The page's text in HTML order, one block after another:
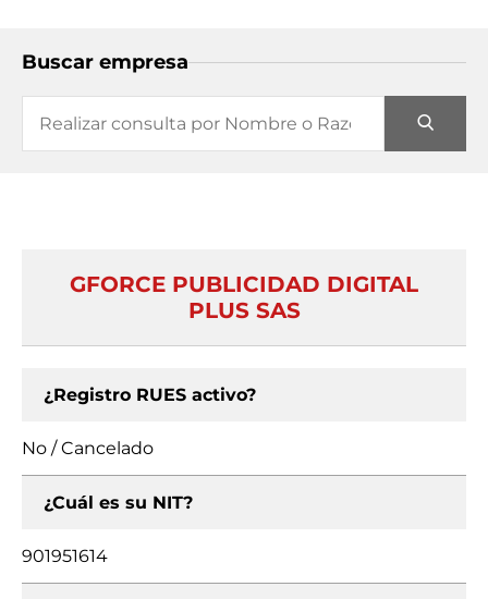
Buscar empresa
GFORCE PUBLICIDAD DIGITAL
PLUS SAS
¿Registro RUES activo?
No / Cancelado
¿Cuál es su NIT?
901951614